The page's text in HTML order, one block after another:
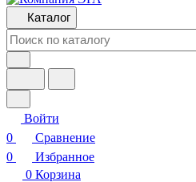
Каталог
Войти
0
Сравнение
0
Избранное
0 Корзина